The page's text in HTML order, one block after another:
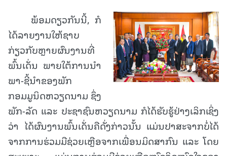
ພ້ອມດຽວກັນນີ້, ກໍ
ໄດ້ລາຍງານໃຫ້ຊາບ
ກ່ຽວກັບຫຼາຍຜົນງານທີ່
ພົ້ນເດັ່ນ ພາຍໃຕ້ການນໍາ
ພາ-ຊີ້ນໍາຂອງພັກ
ກອມມູນິດຫວຽດນາມ ຊຶ່ງ
ພັກ-ລັດ ແລະ ປະຊາຊົນຫວຽດນາມ ກໍໄດ້ຮັບຮູ້ຢ່າງເລິກເຊິ່ງ
ວ່າ ໄດ້ຜົນງານພົ້ນເດັ່ນຄືດັ່ງກ່າວນັ້ນ ແມ່ນປາສະຈາກບໍ່ໄດ້
ຈາກການຮ່ວມມືຊ່ວຍເຫຼືອຈາກເພື່ອນມິດສາກົນ ແລະ ໂດຍ